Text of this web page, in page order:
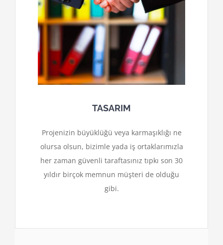
TASARIM
Projenizin büyüklüğü veya karmaşıklığı ne
olursa olsun, bizimle yada iş ortaklarımızla
her zaman güvenli taraftasınız tıpkı son 30
yıldır birçok memnun müşteri de olduğu
gibi.